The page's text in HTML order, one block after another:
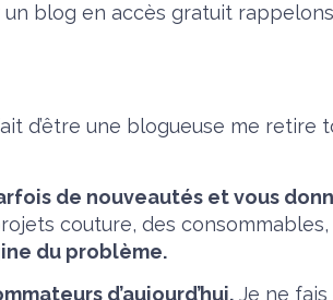
blog en accès gratuit
d’être une blogueuse me retire
de nouveautés et vous
couture, des consommables,
du problème.
d’aujourd’hui. Je ne